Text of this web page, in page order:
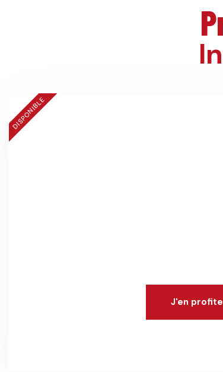
DISPONIBLE
J'en